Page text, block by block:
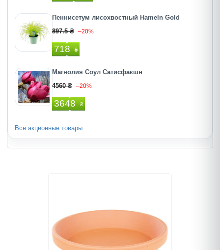
Пеннисетум лисохвостный Hameln Gold
897.5 ₴ –20%
718 ₴
Магнолия Соул Сатисфакшн
4560 ₴ –20%
3648 ₴
Все акционные товары